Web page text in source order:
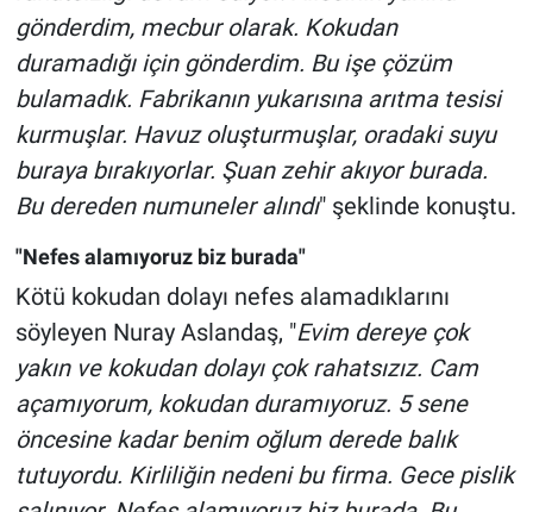
gönderdim, mecbur olarak. Kokudan
duramadığı için gönderdim. Bu işe çözüm
bulamadık. Fabrikanın yukarısına arıtma tesisi
kurmuşlar. Havuz oluşturmuşlar, oradaki suyu
buraya bırakıyorlar. Şuan zehir akıyor burada.
Bu dereden numuneler alındı" şeklinde konuştu.
"Nefes alamıyoruz biz burada"
Kötü kokudan dolayı nefes alamadıklarını
söyleyen Nuray Aslandaş, "Evim dereye çok
yakın ve kokudan dolayı çok rahatsızız. Cam
açamıyorum, kokudan duramıyoruz. 5 sene
öncesine kadar benim oğlum derede balık
tutuyordu. Kirliliğin nedeni bu firma. Gece pislik